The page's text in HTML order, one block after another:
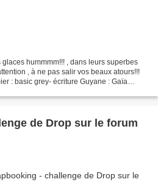
hummmm!!! , dans leurs superbes
, à ne pas salir vos beaux atours!!!
: basic grey- écriture Guyane : Gaïa
de Drop sur le forum